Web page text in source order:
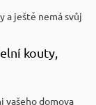
a ještě nemá svůj
kouty,
vašeho domova